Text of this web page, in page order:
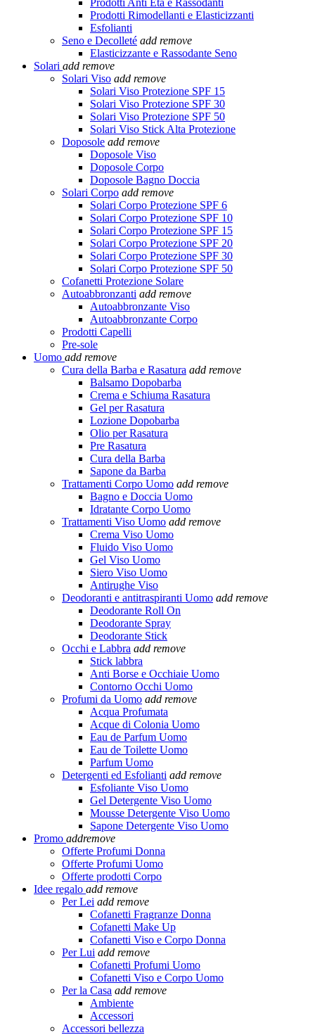
Prodotti Anti Età e Rassodanti
Prodotti Rimodellanti e Elasticizzanti
Esfolianti
Seno e Decolleté add remove
Elasticizzante e Rassodante Seno
Solari add remove
Solari Viso add remove
Solari Viso Protezione SPF 15
Solari Viso Protezione SPF 30
Solari Viso Protezione SPF 50
Solari Viso Stick Alta Protezione
Doposole add remove
Doposole Viso
Doposole Corpo
Doposole Bagno Doccia
Solari Corpo add remove
Solari Corpo Protezione SPF 6
Solari Corpo Protezione SPF 10
Solari Corpo Protezione SPF 15
Solari Corpo Protezione SPF 20
Solari Corpo Protezione SPF 30
Solari Corpo Protezione SPF 50
Cofanetti Protezione Solare
Autoabbronzanti add remove
Autoabbronzante Viso
Autoabbronzante Corpo
Prodotti Capelli
Pre-sole
Uomo add remove
Cura della Barba e Rasatura add remove
Balsamo Dopobarba
Crema e Schiuma Rasatura
Gel per Rasatura
Lozione Dopobarba
Olio per Rasatura
Pre Rasatura
Cura della Barba
Sapone da Barba
Trattamenti Corpo Uomo add remove
Bagno e Doccia Uomo
Idratante Corpo Uomo
Trattamenti Viso Uomo add remove
Crema Viso Uomo
Fluido Viso Uomo
Gel Viso Uomo
Siero Viso Uomo
Antirughe Viso
Deodoranti e antitraspiranti Uomo add remove
Deodorante Roll On
Deodorante Spray
Deodorante Stick
Occhi e Labbra add remove
Stick labbra
Anti Borse e Occhiaie Uomo
Contorno Occhi Uomo
Profumi da Uomo add remove
Acqua Profumata
Acque di Colonia Uomo
Eau de Parfum Uomo
Eau de Toilette Uomo
Parfum Uomo
Detergenti ed Esfolianti add remove
Esfoliante Viso Uomo
Gel Detergente Viso Uomo
Mousse Detergente Viso Uomo
Sapone Detergente Viso Uomo
Promo addremove
Offerte Profumi Donna
Offerte Profumi Uomo
Offerte prodotti Corpo
Idee regalo add remove
Per Lei add remove
Cofanetti Fragranze Donna
Cofanetti Make Up
Cofanetti Viso e Corpo Donna
Per Lui add remove
Cofanetti Profumi Uomo
Cofanetti Viso e Corpo Uomo
Per la Casa add remove
Ambiente
Accessori
Accessori bellezza